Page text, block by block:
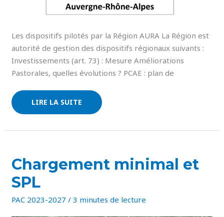
Les dispositifs pilotés par la Région AURA La Région est
autorité de gestion des dispositifs régionaux suivants :
Investissements (art. 73) : Mesure Améliorations
Pastorales, quelles évolutions ? PCAE : plan de
LIRE LA SUITE
Chargement minimal et
SPL
PAC 2023-2027 /3 minutes de lecture
MINIMAL
ET
SPL